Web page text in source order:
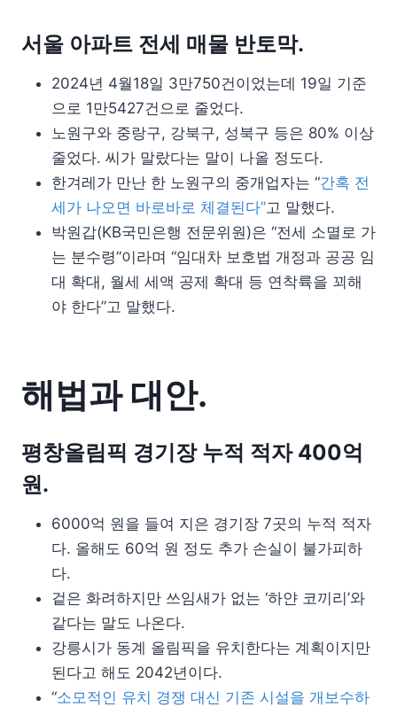
서울 아파트 전세 매물 반토막.
2024년 4월18일 3만750건이었는데 19일 기준
으로 1만5427건으로 줄었다.
노원구와 중랑구, 강북구, 성북구 등은 80% 이상
줄었다. 씨가 말랐다는 말이 나올 정도다.
한겨레가 만난 한 노원구의 중개업자는 “간혹 전
세가 나오면 바로바로 체결된다”고 말했다.
박원갑(KB국민은행 전문위원)은 “전세 소멸로 가
는 분수령”이라며 “임대차 보호법 개정과 공공 임
대 확대, 월세 세액 공제 확대 등 연착륙을 꾀해
야 한다”고 말했다.
해법과 대안.
평창올림픽 경기장 누적 적자 400억
원.
6000억 원을 들여 지은 경기장 7곳의 누적 적자
다. 올해도 60억 원 정도 추가 손실이 불가피하
다.
겉은 화려하지만 쓰임새가 없는 ‘하얀 코끼리’와
같다는 말도 나온다.
강릉시가 동계 올림픽을 유치한다는 계획이지만
된다고 해도 2042년이다.
“소모적인 유치 경쟁 대신 기존 시설을 개보수하